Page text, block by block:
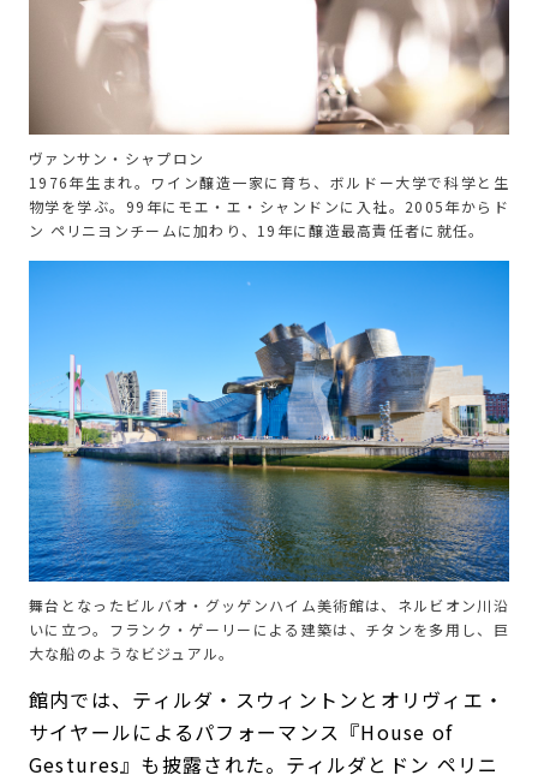
ヴァンサン・シャプロン
1976年生まれ。ワイン醸造一家に育ち、ボルドー大学で科学と生
物学を学ぶ。99年にモエ・エ・シャンドンに入社。2005年からド
ン ペリニヨンチームに加わり、19年に醸造最高責任者に就任。
舞台となったビルバオ・グッゲンハイム美術館は、ネルビオン川沿
いに立つ。フランク・ゲーリーによる建築は、チタンを多用し、巨
大な船のようなビジュアル。
館内では、ティルダ・スウィントンとオリヴィエ・
サイヤールによるパフォーマンス『House of
Gestures』も披露された。ティルダとドン ペリニ